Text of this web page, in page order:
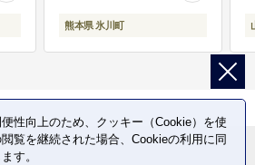
熊本県 氷川町
性向上のため、クッキー（Cookie）を使
覧を継続された場合、Cookieの利用に同
す。